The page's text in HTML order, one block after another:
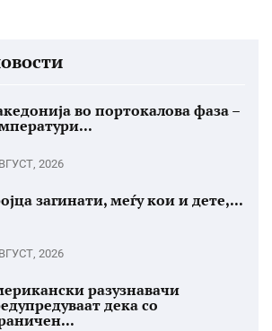
во портокалова фаза –
2026
загинати, меѓу кои и дете,...
2026
разузнавачи
дека со